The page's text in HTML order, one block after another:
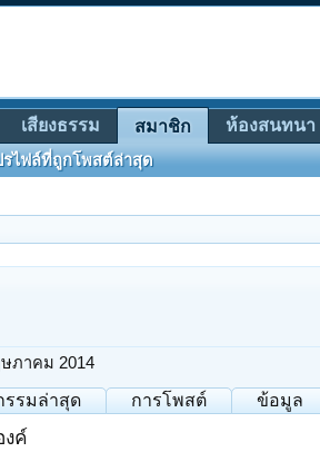
ภาคม 2014
รรมล่าสุด การโพสต์ ข้อมูล
ค์
เสียงธรรม สมาชิก
รไฟล์ที่ถูกโพสต์ล่าสุด
ห้องสนทนา